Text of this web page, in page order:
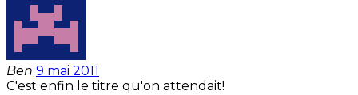
Ben 9 mai 2011
C'est enfin le titre qu'on attendait!